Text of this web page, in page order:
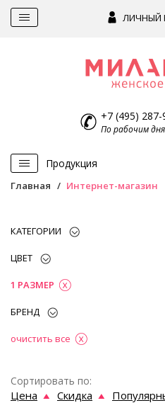
ЛИЧНЫЙ
+7 (495) 287-
По рабочим
Продукция
Главная Интернет-магазин
КАТЕГОРИИ
ЦВЕТ
1 РАЗМЕР
БРЕНД
очистить все
Сортировать по:
Цена Скидка